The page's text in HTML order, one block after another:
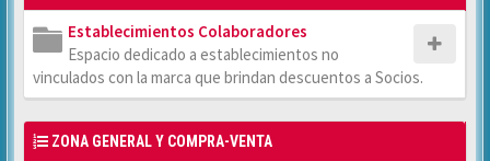
Establecimientos Colaboradores
Espacio dedicado a establecimientos no
vinculados con la marca que brindan descuentos a Socios.
ZONA GENERAL Y COMPRA-VENTA